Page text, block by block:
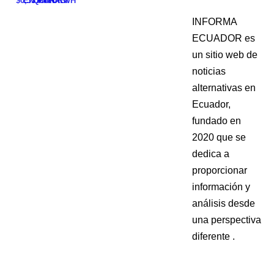
INFORMA
ECUADOR es
un sitio web de
noticias
alternativas en
Ecuador,
fundado en
2020 que se
dedica a
proporcionar
información y
análisis desde
una perspectiva
diferente .